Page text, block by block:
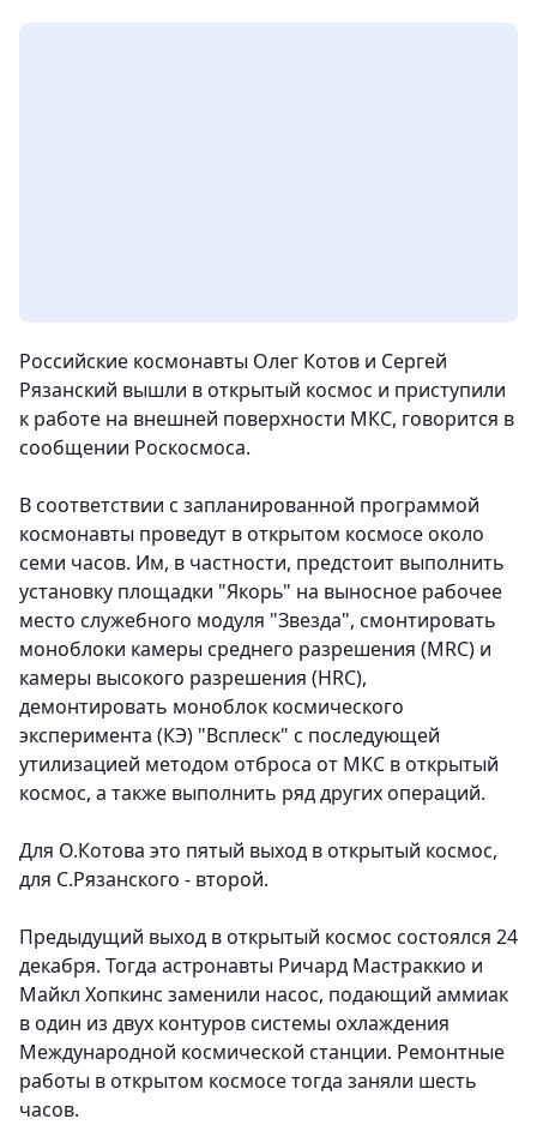
Российские космонавты Олег Котов и Сергей
Рязанский вышли в открытый космос и приступили
к работе на внешней поверхности МКС, говорится в
сообщении Роскосмоса.
В соответствии с запланированной программой
космонавты проведут в открытом космосе около
семи часов. Им, в частности, предстоит выполнить
установку площадки "Якорь" на выносное рабочее
место служебного модуля "Звезда", смонтировать
моноблоки камеры среднего разрешения (MRC) и
камеры высокого разрешения (HRC),
демонтировать моноблок космического
эксперимента (КЭ) "Всплеск" с последующей
утилизацией методом отброса от МКС в открытый
космос, а также выполнить ряд других операций.
Для О.Котова это пятый выход в открытый космос,
для С.Рязанского - второй.
Предыдущий выход в открытый космос состоялся 24
декабря. Тогда астронавты Ричард Мастраккио и
Майкл Хопкинс заменили насос, подающий аммиак
в один из двух контуров системы охлаждения
Международной космической станции. Ремонтные
работы в открытом космосе тогда заняли шесть
часов.